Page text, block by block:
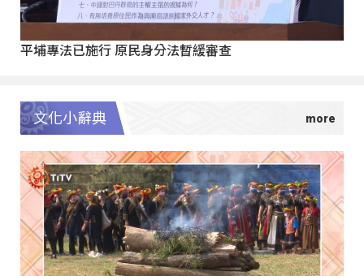
平埔專法已施行 原民身分法暫緩審查
文化小辭典